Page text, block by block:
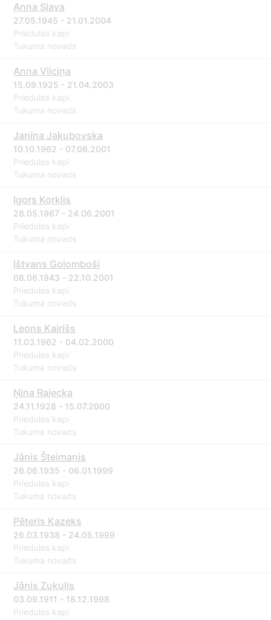
Anna Slava
27.05.1945 - 21.01.2004
Priedulas kapi
Tukuma novads
Anna Vilciņa
15.09.1925 - 21.04.2003
Priedulas kapi
Tukuma novads
Janīna Jakubovska
10.10.1962 - 07.08.2001
Priedulas kapi
Tukuma novads
Igors Korklis
28.05.1967 - 24.06.2001
Priedulas kapi
Tukuma novads
Ištvans Golomboši
08.06.1943 - 22.10.2001
Priedulas kapi
Tukuma novads
Leons Kairišs
11.03.1962 - 04.02.2000
Priedulas kapi
Tukuma novads
Ņina Rajecka
24.11.1928 - 15.07.2000
Priedulas kapi
Tukuma novads
Jānis Šteimanis
26.06.1935 - 06.01.1999
Priedulas kapi
Tukuma novads
Pēteris Kazeks
26.03.1938 - 24.05.1999
Priedulas kapi
Tukuma novads
Jānis Zukulis
03.09.1911 - 18.12.1998
Priedulas kapi